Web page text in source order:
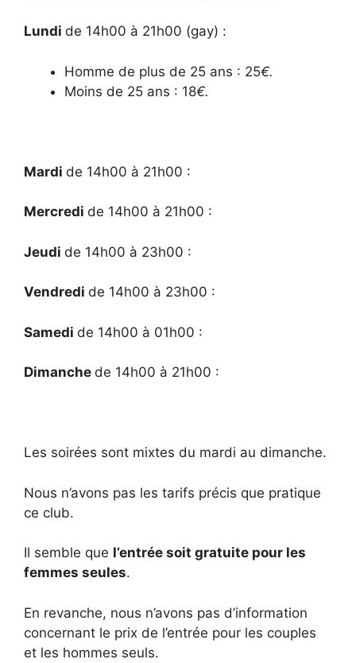
Lundi de 14h00 à 21h00 (gay) :
Homme de plus de 25 ans : 25€.
Moins de 25 ans : 18€.
Mardi de 14h00 à 21h00 :
Mercredi de 14h00 à 21h00 :
Jeudi de 14h00 à 23h00 :
Vendredi de 14h00 à 23h00 :
Samedi de 14h00 à 01h00 :
Dimanche de 14h00 à 21h00 :
Les soirées sont mixtes du mardi au dimanche.
Nous n’avons pas les tarifs précis que pratique
ce club.
Il semble que l’entrée soit gratuite pour les
femmes seules.
En revanche, nous n’avons pas d’information
concernant le prix de l’entrée pour les couples
et les hommes seuls.